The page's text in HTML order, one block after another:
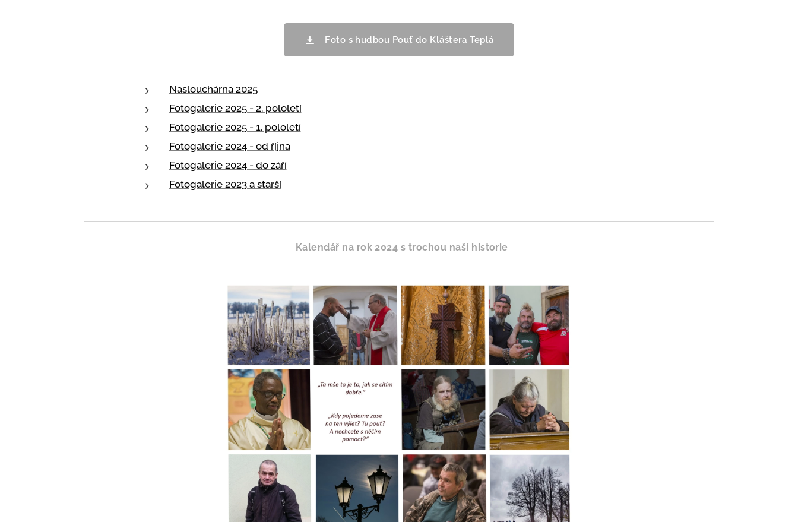
Foto s hudbou Pouť do Kláštera Teplá
Naslouchárna 2025
Fotogalerie 2025 - 2. pololetí
Fotogalerie 2025 - 1. pololetí
Fotogalerie 2024 - od října
Fotogalerie 2024 - do září
Fotogalerie 2023 a starší
Kalendář na rok 2024 s trochou naší historie